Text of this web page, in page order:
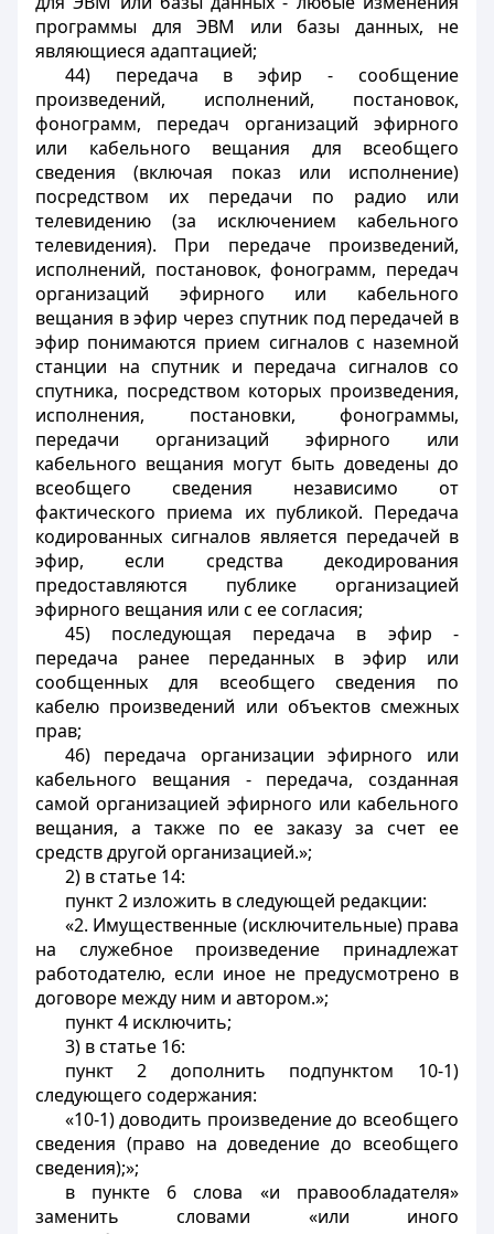
программы для ЭВМ или базы данных, не
являющиеся адаптацией;
44) передача в эфир - сообщение
произведений, исполнений, постановок,
фонограмм, передач организаций эфирного
или кабельного вещания для всеобщего
сведения (включая показ или исполнение)
посредством их передачи по радио или
телевидению (за исключением кабельного
телевидения). При передаче произведений,
исполнений, постановок, фонограмм, передач
организаций эфирного или кабельного
вещания в эфир через спутник под передачей в
эфир понимаются прием сигналов с наземной
станции на спутник и передача сигналов со
спутника, посредством которых произведения,
исполнения, постановки, фонограммы,
передачи организаций эфирного или
кабельного вещания могут быть доведены до
всеобщего сведения независимо от
фактического приема их публикой. Передача
кодированных сигналов является передачей в
эфир, если средства декодирования
предоставляются публике организацией
эфирного вещания или с ее согласия;
45) последующая передача в эфир -
передача ранее переданных в эфир или
сообщенных для всеобщего сведения по
кабелю произведений или объектов смежных
прав;
46) передача организации эфирного или
кабельного вещания - передача, созданная
самой организацией эфирного или кабельного
вещания, а также по ее заказу за счет ее
средств другой организацией.»;
2) в статье 14:
пункт 2 изложить в следующей редакции:
«2. Имущественные (исключительные) права
на служебное произведение принадлежат
работодателю, если иное не предусмотрено в
договоре между ним и автором.»;
пункт 4 исключить;
3) в статье 16:
пункт 2 дополнить подпунктом 10-1)
следующего содержания:
«10-1) доводить произведение до всеобщего
сведения (право на доведение до всеобщего
сведения);»;
в пункте 6 слова «и правообладателя»
заменить словами «или иного